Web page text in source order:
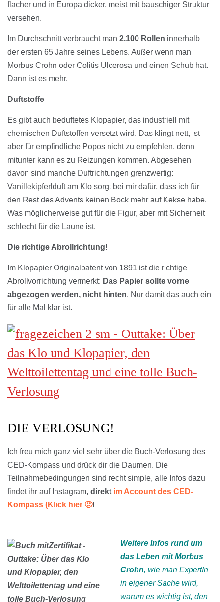
flacher und in Europa dicker, meist mit bauschiger Struktur
versehen.
Im Durchschnitt verbraucht man 2.100 Rollen innerhalb
der ersten 65 Jahre seines Lebens. Außer wenn man
Morbus Crohn oder Colitis Ulcerosa und einen Schub hat.
Dann ist es mehr.
Duftstoffe
Es gibt auch beduftetes Klopapier, das industriell mit
chemischen Duftstoffen versetzt wird. Das klingt nett, ist
aber für empfindliche Popos nicht zu empfehlen, denn
mitunter kann es zu Reizungen kommen. Abgesehen
davon sind manche Duftrichtungen grenzwertig:
Vanillekipferlduft am Klo sorgt bei mir dafür, dass ich für
den Rest des Advents keinen Bock mehr auf Kekse habe.
Was möglicherweise gut für die Figur, aber mit Sicherheit
schlecht für die Laune ist.
Die richtige Abrollrichtung!
Im Klopapier Originalpatent von 1891 ist die richtige
Abrollvorrichtung vermerkt: Das Papier sollte vorne
abgezogen werden, nicht hinten. Nur damit das auch ein
für alle Mal klar ist.
DIE VERLOSUNG!
Ich freu mich ganz viel sehr über die Buch-Verlosung des
CED-Kompass und drück dir die Daumen. Die
Teilnahmebedingungen sind recht simple, alle Infos dazu
findet ihr auf Instagram, direkt im Account des CED-
Kompass (Klick hier 🙂!
Weitere Infos rund um
das Leben mit Morbus
Crohn, wie man ExpertIn
in eigener Sache wird,
warum es wichtig ist, den